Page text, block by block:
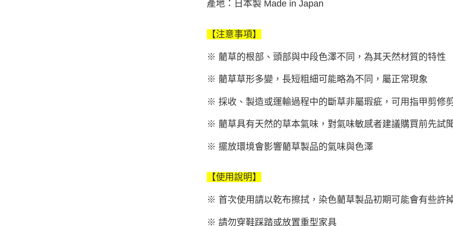
產地：日本製 Made in Japan
【注意事項】
※ 藺草的根部、頭部與中段色澤不同，為其天然材質的特性
※ 藺草草形多變，長短粗細可能略為不同，屬正常現象
※ 採收、製造或運輸過程中的斷草非屬瑕疵，可用指甲剪修
※ 藺草具有天然的草本氣味，對氣味敏感者建議購買前先試
※ 擺放環境會影響藺草製品的氣味與色澤
【使用說明】
※ 首次使用請以乾布擦拭，染色藺草製品初期可能會有些許
※ 請勿穿鞋踩踏或放置重型家具